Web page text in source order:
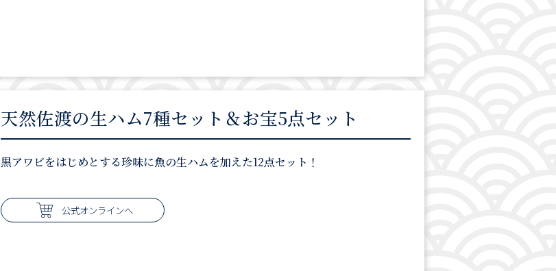
天然佐渡の生ハム7種セット＆お宝5点セット
黒アワビをはじめとする珍味に魚の生ハムを加えた12点セット！
公式オンラインへ